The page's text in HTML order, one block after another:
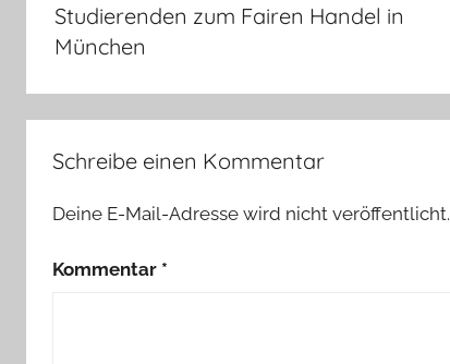
Studierenden zum Fairen Handel in
München
Schreibe einen Kommentar
Deine E-Mail-Adresse wird nicht veröffentlicht.
Kommentar *